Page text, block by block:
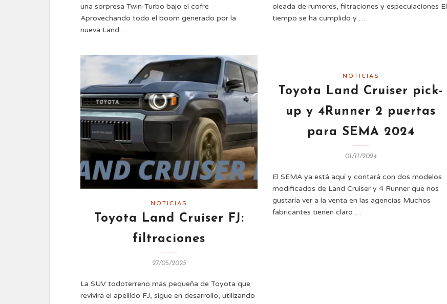
una sorpresa Twin-Turbo bajo el cofre
Aprovechando todo el boom generado por la
nueva Land …
oleada de rumores, filtraciones y especulaciones El
tiempo se ha cumplido y …
NOTICIAS
Toyota Land Cruiser FJ:
filtraciones
27/05/2025
La SUV todoterreno más pequeña de Toyota que
revivirá el apellido FJ, sigue en desarrollo, utilizando
NOTICIAS
Toyota Land Cruiser pick-
up y 4Runner 2 puertas
para SEMA 2024
01/11/2024
El SEMA ya está aquí y contará con dos modelos
modificados de Land Cruiser y 4 Runner que nos
gustaría ver a la venta en las agencias Muchos
fabricantes tienen claro …